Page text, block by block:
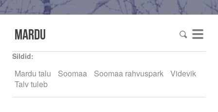
mardu
Sildid:
Mardu talu Soomaa Soomaa rahvuspark
Videvik
Talv tuleb